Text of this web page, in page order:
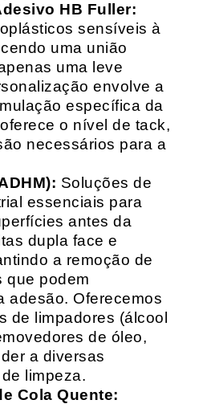
HB Fuller:
sensíveis à
uma união
uma leve
envolve a
específica da
o nível de tack,
necessários para a
Soluções de
essenciais para
antes da
dupla face e
a remoção de
que podem
adesão. Oferecemos
de limpadores (álcool
de óleo,
a diversas
limpeza.
Cola Quente: